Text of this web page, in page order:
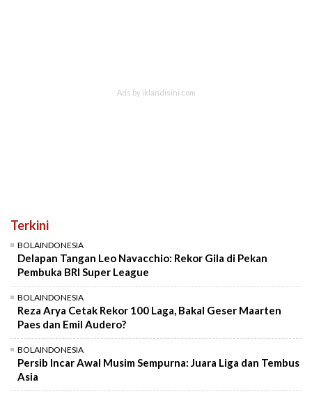
Terkini
BOLAINDONESIA
Delapan Tangan Leo Navacchio: Rekor Gila di Pekan
Pembuka BRI Super League
BOLAINDONESIA
Reza Arya Cetak Rekor 100 Laga, Bakal Geser Maarten
Paes dan Emil Audero?
BOLAINDONESIA
Persib Incar Awal Musim Sempurna: Juara Liga dan Tembus
Asia